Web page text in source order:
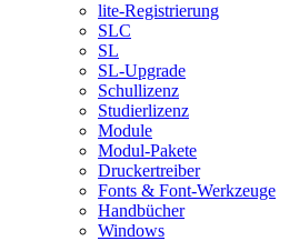
lite-Registrierung
SLC
SL
SL-Upgrade
Schullizenz
Studierlizenz
Module
Modul-Pakete
Druckertreiber
Fonts & Font-Werkzeuge
Handbücher
Windows